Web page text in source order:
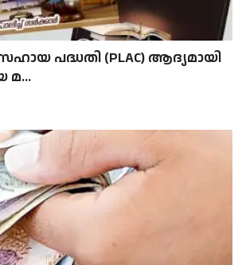
പദ്ധതി (PLAC) ആദ്യമായി
മ...